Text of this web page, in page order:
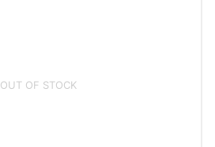
OUT OF STOCK